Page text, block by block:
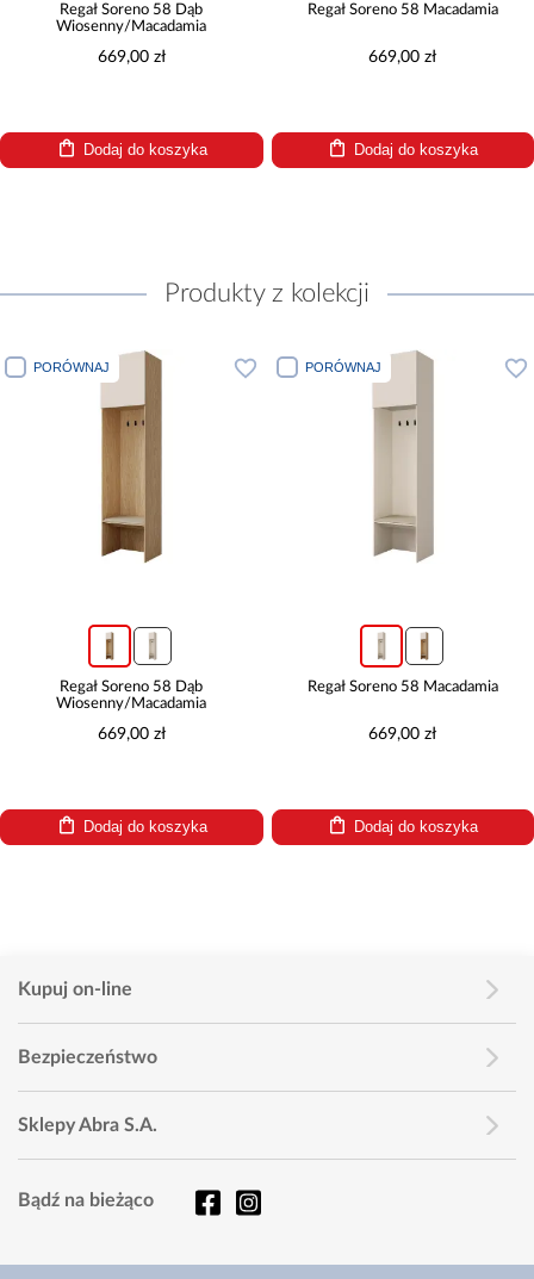
Regał Soreno 58 Dąb
Wiosenny/Macadamia
669,00 zł
Dodaj do koszyka
Regał Soreno 58 Macadamia
669,00 zł
Dodaj do koszyka
Produkty z kolekcji
PORÓWNAJ
Regał Soreno 58 Dąb
Wiosenny/Macadamia
669,00 zł
Dodaj do koszyka
PORÓWNAJ
Regał Soreno 58 Macadamia
669,00 zł
Dodaj do koszyka
Kupuj on-line
Bezpieczeństwo
Sklepy Abra S.A.
Bądź na bieżąco